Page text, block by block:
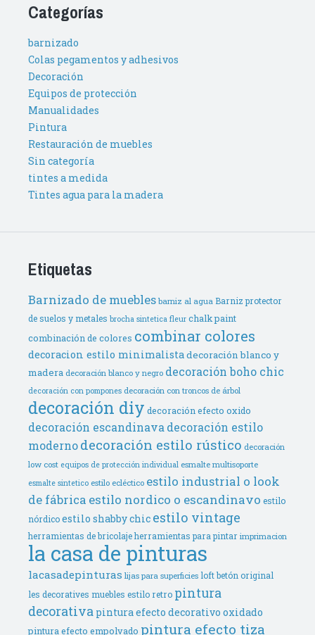
Categorías
barnizado
Colas pegamentos y adhesivos
Decoración
Equipos de protección
Manualidades
Pintura
Restauración de muebles
Sin categoría
tintes a medida
Tintes agua para la madera
Etiquetas
Barnizado de muebles barniz al agua Barniz protector
de suelos y metales brocha sintetica fleur chalk paint
combinación de colores combinar colores
decoracion estilo minimalistadecoración blanco y
madera decoración blanco y negro decoración boho chic
decoración con pompones decoración con troncos de árbol
decoración diy decoración efecto oxido
decoración escandinava decoración estilo
modernodecoración estilo rústico decoración
low cost equipos de protección individual esmalte multisoporte
esmalte sintetico estilo ecléctico estilo industrial o look
de fábrica estilo nordico o escandinavo estilo
nórdicoestilo shabby chic estilo vintage
herramientas de bricolajeherramientas para pintar imprimacion
la casa de pinturas
lacasadepinturas lijas para superficies loft betón original
les decoratives muebles estilo retro pintura
decorativa pintura efecto decorativo oxidado
pintura efecto empolvado pintura efecto tiza